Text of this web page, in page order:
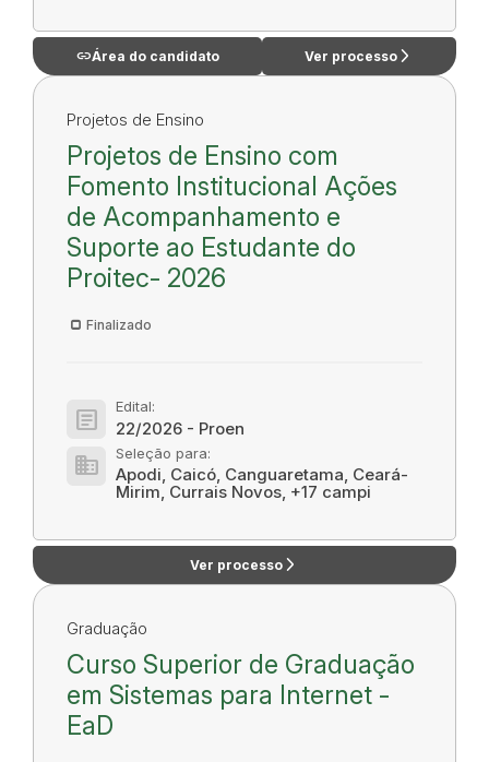
linkÁrea do candidato Ver processo arrow_forward_ios
Projetos de Ensino
Projetos de Ensino com
Fomento Institucional Ações
de Acompanhamento e
Suporte ao Estudante do
Proitec- 2026
Finalizado
article Edital:
22/2026 - Proen
domain Seleção para:
Apodi, Caicó, Canguaretama, Ceará-
Mirim, Currais Novos, +17 campi
Ver processo arrow_forward_ios
Graduação
Curso Superior de Graduação
em Sistemas para Internet -
EaD